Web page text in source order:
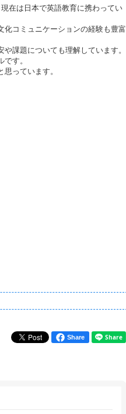
在は日本で英語教育に携わってい
化コミュニケーションの経験も豊富
課題についても理解しています。
す。
っています。
Share